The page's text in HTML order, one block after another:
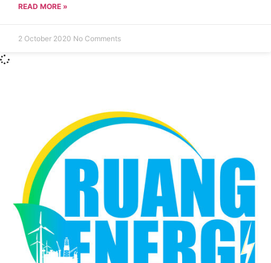
READ MORE »
2 October 2020 No Comments